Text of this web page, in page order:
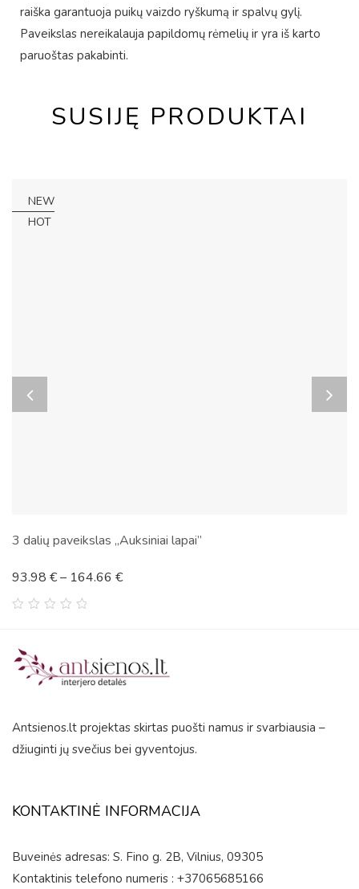
raiška garantuoja puikų vaizdo ryškumą ir spalvų gylį.
Paveikslas nereikalauja papildomų rėmelių ir yra iš karto
paruoštas pakabinti.
SUSIJĘ PRODUKTAI
NEW
HOT
3 dalių paveikslas „Auksiniai lapai”
5
93.98 €– 164.66 €
Antsienos.lt projektas skirtas puošti namus ir svarbiausia –
džiuginti jų svečius bei gyventojus.
KONTAKTINĖ INFORMACIJA
Buveinės adresas: S. Fino g. 2B, Vilnius, 09305
Kontaktinis telefono numeris : +37065685166